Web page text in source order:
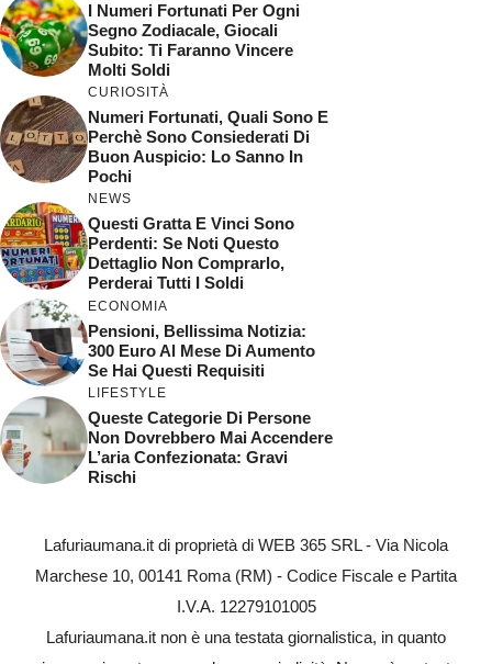
I Numeri Fortunati Per Ogni
Segno Zodiacale, Giocali
Subito: Ti Faranno Vincere
Molti Soldi
CURIOSITÀ
Numeri Fortunati, Quali Sono E
Perchè Sono Consiederati Di
Buon Auspicio: Lo Sanno In
Pochi
NEWS
Questi Gratta E Vinci Sono
Perdenti: Se Noti Questo
Dettaglio Non Comprarlo,
Perderai Tutti I Soldi
ECONOMIA
Pensioni, Bellissima Notizia:
300 Euro Al Mese Di Aumento
Se Hai Questi Requisiti
LIFESTYLE
Queste Categorie Di Persone
Non Dovrebbero Mai Accendere
L’aria Confezionata: Gravi
Rischi
Lafuriaumana.it di proprietà di WEB 365 SRL - Via Nicola
Marchese 10, 00141 Roma (RM) - Codice Fiscale e Partita
I.V.A. 12279101005
Lafuriaumana.it non è una testata giornalistica, in quanto